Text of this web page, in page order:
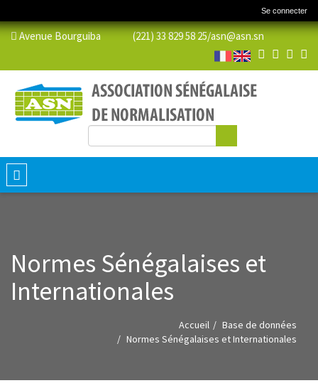
Se connecter
Avenue Bourguiba (221) 33 829 58 25/asn@asn.sn
Formulaire de recherche
Toggle
navigation
Normes Sénégalaises et
Internationales
Accueil
Base de données
Normes Sénégalaises et Internationales